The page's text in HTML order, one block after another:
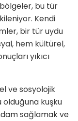
bu tür
Kendi
bir tür uydu
hem kültürel,
yıkıcı
ve sosyolojik
olduğuna kuşku
sağlamak ve